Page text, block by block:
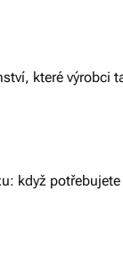
které výrobci
když